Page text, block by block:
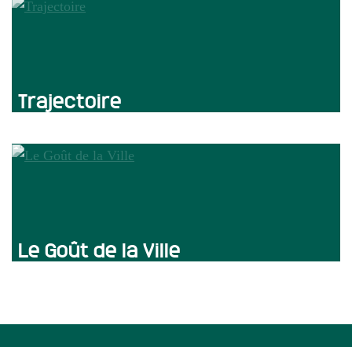
Trajectoire
Le Goût de la Ville